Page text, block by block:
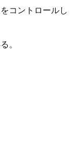
コントロールし
。